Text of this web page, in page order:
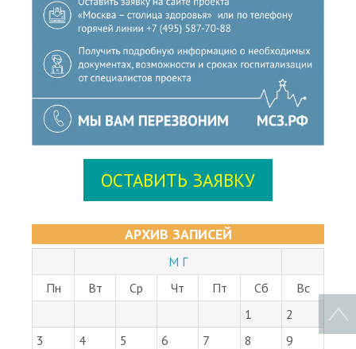
ОСТАВИТЬ ЗАЯВКУ
АРХИВ ЗАПИСЕЙ
М Г
Пн
Вт Ср Чт Пт Сб
Вс
1
2
3
4 5 6 7 8
9